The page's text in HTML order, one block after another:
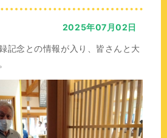
2025年07月02日
記念との情報が入り、皆さんと大